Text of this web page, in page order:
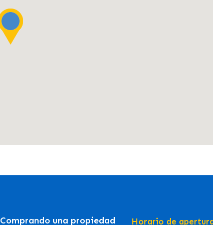
Comprando una propiedad Horario de